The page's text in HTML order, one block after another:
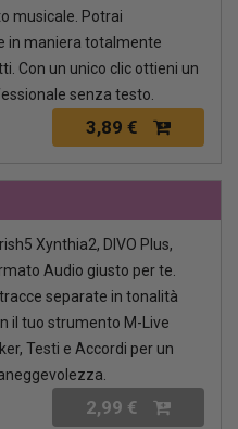
musicale. Potrai
in maniera totalmente
Con un unico clic ottieni un
senza testo.
3,89 €
Xynthia2, DIVO Plus,
Audio giusto per te.
separate in tonalità
il tuo strumento M-Live
Testi e Accordi per un
2,99 €